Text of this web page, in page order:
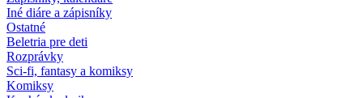
Iné diáre a zápisníky
Ostatné
Beletria pre deti
Rozprávky
Sci-fi, fantasy a komiksy
Komiksy